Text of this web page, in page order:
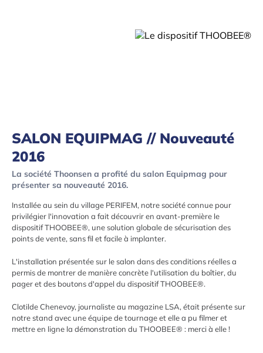
SALON EQUIPMAG // Nouveauté
2016
La société Thoonsen a profité du salon Equipmag pour
présenter sa nouveauté 2016.
Installée au sein du village PERIFEM, notre société connue pour
privilégier l'innovation a fait découvrir en avant-première le
dispositif THOOBEE®, une solution globale de sécurisation des
points de vente, sans fil et facile à implanter.
L'installation présentée sur le salon dans des conditions réelles a
permis de montrer de manière concrète l'utilisation du boîtier, du
pager et des boutons d'appel du dispositif THOOBEE®.
Clotilde Chenevoy, journaliste au magazine LSA, était présente sur
notre stand avec une équipe de tournage et elle a pu filmer et
mettre en ligne la démonstration du THOOBEE® : merci à elle !